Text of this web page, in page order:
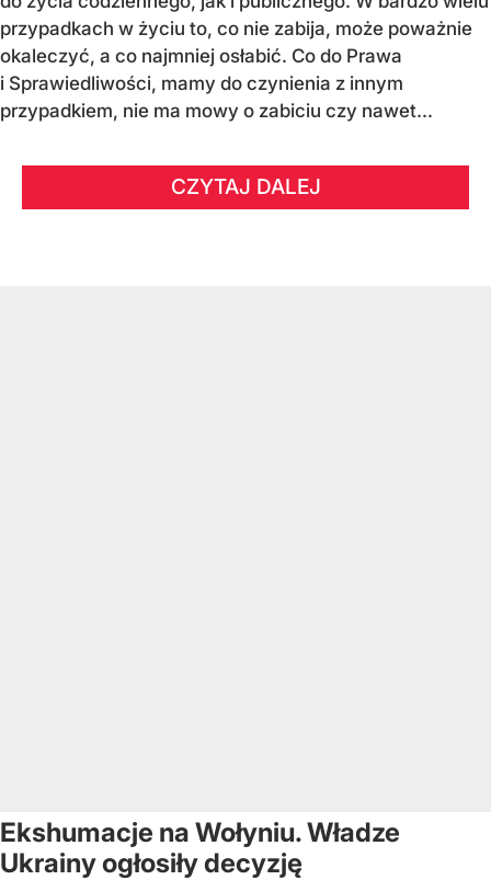
przypadkach w życiu to, co nie zabija, może poważnie
okaleczyć, a co najmniej osłabić. Co do Prawa
i Sprawiedliwości, mamy do czynienia z innym
przypadkiem, nie ma mowy o zabiciu czy nawet...
CZYTAJ DALEJ
Ekshumacje na Wołyniu. Władze
Ukrainy ogłosiły decyzję